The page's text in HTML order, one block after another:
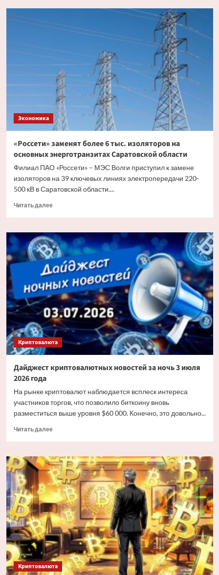
Эксперт
существовать
другими
видами
валюты
Экономика
«Россети» заменят более 6 тыс. изоляторов на
основных энерготранзитах Саратовской области
Филиал ПАО «Россети» – МЭС Волги приступил к замене
изоляторов на 39 ключевых линиях электропередачи 220-
500 кВ в Саратовской области....
Читать далееПрочитать
«Россети»
заменят
более
6
тыс.
изоляторов
на
основных
энерготранзитах
Саратовской
области
Криптовалюта
Дайджест криптовалютных новостей за ночь 3 июля
2026 года
На рынке криптовалют наблюдается всплеск интереса
участников торгов, что позволило биткоину вновь
разместиться выше уровня $60 000. Конечно, это довольно...
Читать далееПрочитать
Дайджест
криптовалютных
новостей
за
ночь
3
июля
2026
года
Криптовалюта